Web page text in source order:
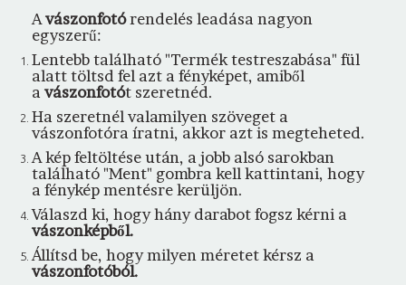
Avászonfotórendelés leadása nagyon
egyszerű:
Lentebb található "Termék testreszabása" fül
alatt töltsd fel azt a fényképet, amiből
avászonfotót szeretnéd.
Ha szeretnél valamilyen szöveget a
vászonfotóra íratni, akkor azt is megteheted.
A kép feltöltése után, a jobb alsó sarokban
található "Ment" gombra kell kattintani, hogy
a fénykép mentésre kerüljön.
Válaszd ki, hogy hány darabot fogsz kérni a
vászonképből.
Állítsd be, hogy milyen méretet kérsz a
vászonfotóból.